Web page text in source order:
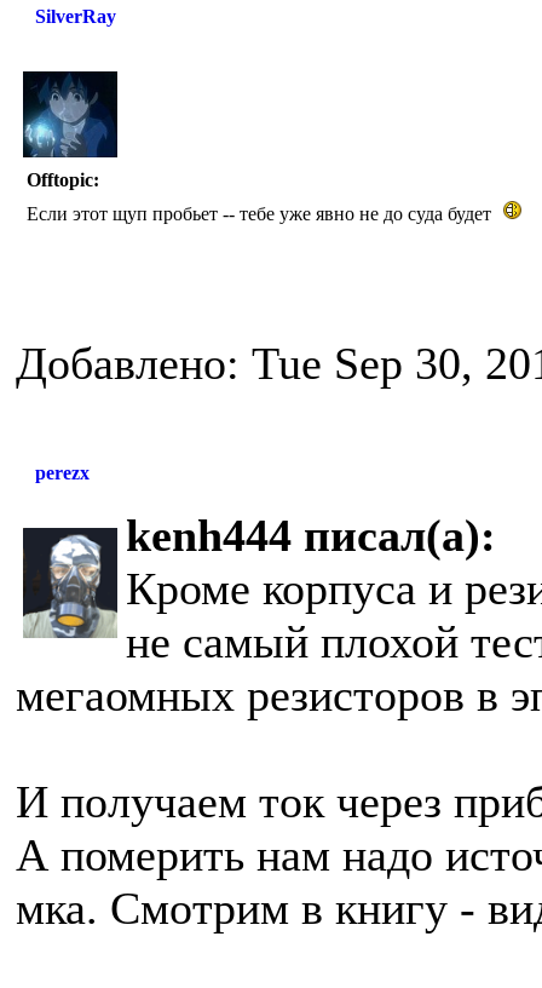
SilverRay
Offtopic:
Если этот щуп пробьет -- тебе уже явно не до суда будет
Добавлено: Tue Sep 30,
perezx
kenh444 писал(а):
Кроме корпуса и
не самый плохой
мегаомных резисторов в
И получаем ток через
А померить нам надо
мка. Смотрим в книгу -